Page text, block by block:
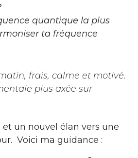
quantique la plus
ta fréquence
frais, calme et motivé.
plus axée sur
et un nouvel élan vers une
Voici ma guidance :